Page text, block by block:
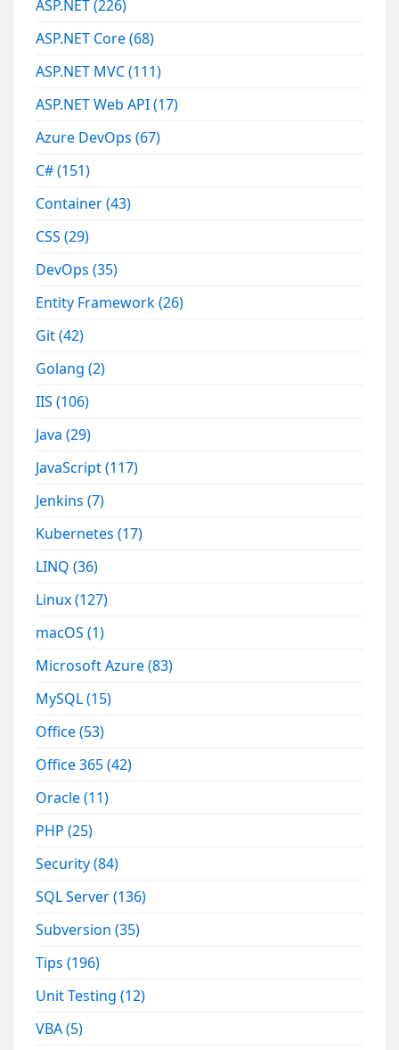
ASP.NET(226)
ASP.NET Core(68)
ASP.NET MVC(111)
ASP.NET Web API(17)
Azure DevOps(67)
C#(151)
Container(43)
CSS(29)
DevOps(35)
Entity Framework(26)
Git(42)
Golang(2)
IIS(106)
Java(29)
JavaScript(117)
Jenkins(7)
Kubernetes(17)
LINQ(36)
Linux(127)
macOS(1)
Microsoft Azure(83)
MySQL(15)
Office(53)
Office 365(42)
Oracle(11)
PHP(25)
Security(84)
SQL Server(136)
Subversion(35)
Tips(196)
Unit Testing(12)
VBA(5)